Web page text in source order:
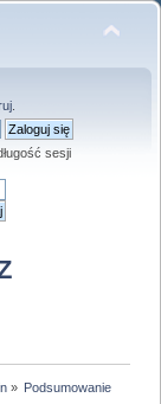
.
sesji
» Podsumowanie